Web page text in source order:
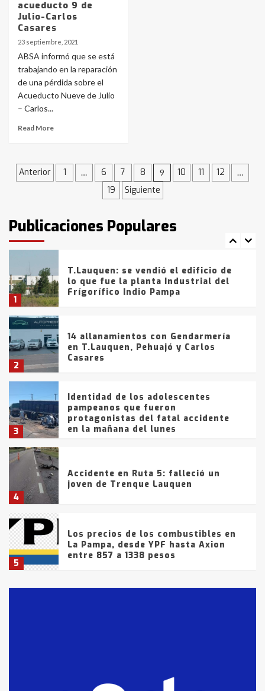
acueducto 9 de
Julio-Carlos
Casares
23 septiembre, 2021
ABSA informó que se está
trabajando en la reparación
de una pérdida sobre el
Acueducto Nueve de Julio
– Carlos...
Read More
Navegación
entradas
Anterior 1 … 6 7 8 9 10 11 12 …
19 Siguiente
Publicaciones Populares
Accidente en Ruta 5: falleció un
joven de Trenque Lauquen
5
Los precios de los combustibles en
La Pampa, desde YPF hasta Axion
entre 857 a 1338 pesos
6
de la provincia
T.Lauquen: tres jóvenes que
fueron detenidos por
comercialización de drogas en la
tarde del sábado
1
T.Lauquen: se vendió el edificio de
lo que fue la planta Industrial del
Frígorífico Indio Pampa
2
14 allanamientos con Gendarmería
en T.Lauquen, Pehuajó y Carlos
Casares
3
Identidad de los adolescentes
pampeanos que fueron
protagonistas del fatal accidente
en la mañana del lunes
4
Accidente en Ruta 5: falleció un
joven de Trenque Lauquen
5
Los precios de los combustibles en
La Pampa, desde YPF hasta Axion
entre 857 a 1338 pesos
fueron detenidos por
comercialización de drogas en la